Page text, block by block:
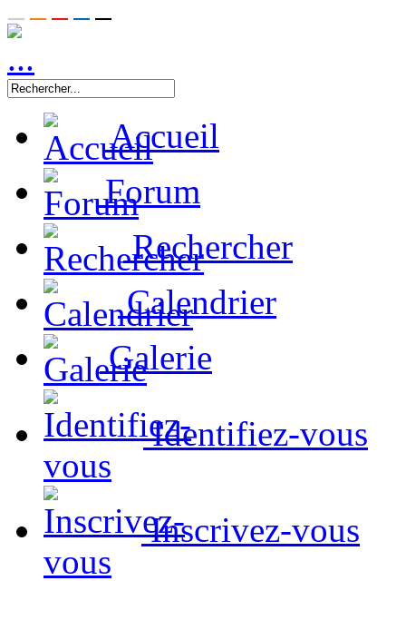
Accueil
Forum
Rechercher
Calendrier
Galerie
Identifiez-vous
Inscrivez-vous